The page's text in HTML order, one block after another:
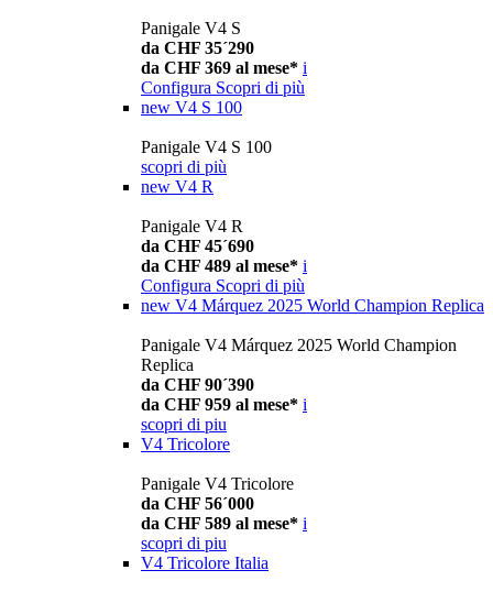
Panigale V4 S
da CHF 35´290
da CHF 369 al mese* i
Configura Scopri di più
new V4 S 100
Panigale V4 S 100
scopri di più
new V4 R
Panigale V4 R
da CHF 45´690
da CHF 489 al mese* i
Configura Scopri di più
new V4 Márquez 2025 World Champion Replica
Panigale V4 Márquez 2025 World Champion
Replica
da CHF 90´390
da CHF 959 al mese* i
scopri di piu
V4 Tricolore
Panigale V4 Tricolore
da CHF 56´000
da CHF 589 al mese* i
scopri di piu
V4 Tricolore Italia